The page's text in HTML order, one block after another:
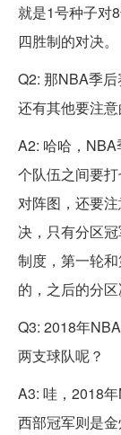
就是1号种子对
四胜制的对决。
Q2: 那NBA季
还有其他要注意
A2: 哈哈，
个队伍之间要
对阵图，还要
决，只有分区
制度，第一轮
的，之后的分
Q3: 2018年
两支球队呢？
A3: 哇，2018
西部冠军则是